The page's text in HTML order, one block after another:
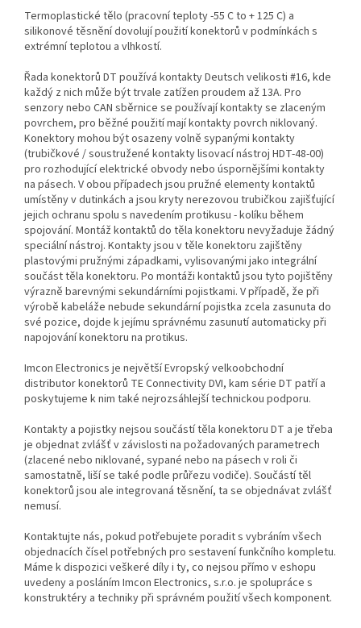
Termoplastické tělo (pracovní teploty -55 C to + 125 C) a
silikonové těsnění dovolují použití konektorů v podmínkách s
extrémní teplotou a vlhkostí.
Řada konektorů DT používá kontakty Deutsch velikosti #16, kde
každý z nich může být trvale zatížen proudem až 13A. Pro
senzory nebo CAN sběrnice se používají kontakty se zlaceným
povrchem, pro běžné použití mají kontakty povrch niklovaný.
Konektory mohou být osazeny volně sypanými kontakty
(trubičkové / soustružené kontakty lisovací nástroj HDT-48-00)
pro rozhodující elektrické obvody nebo úspornějšími kontakty
na pásech. V obou případech jsou pružné elementy kontaktů
umístěny v dutinkách a jsou kryty nerezovou trubičkou zajišťující
jejich ochranu spolu s navedením protikusu - kolíku během
spojování. Montáž kontaktů do těla konektoru nevyžaduje žádný
speciální nástroj. Kontakty jsou v těle konektoru zajištěny
plastovými pružnými západkami, vylisovanými jako integrální
součást těla konektoru. Po montáži kontaktů jsou tyto pojištěny
výrazně barevnými sekundárními pojistkami. V případě, že při
výrobě kabeláže nebude sekundární pojistka zcela zasunuta do
své pozice, dojde k jejímu správnému zasunutí automaticky při
napojování konektoru na protikus.
Imcon Electronics je největší Evropský velkoobchodní
distributor konektorů TE Connectivity DVI, kam série DT patří a
poskytujeme k nim také nejrozsáhlejší technickou podporu.
Kontakty a pojistky nejsou součástí těla konektoru DT a je třeba
je objednat zvlášť v závislosti na požadovaných parametrech
(zlacené nebo niklované, sypané nebo na pásech v roli či
samostatně, liší se také podle průřezu vodiče). Součástí těl
konektorů jsou ale integrovaná těsnění, ta se objednávat zvlášť
nemusí.
Kontaktujte nás, pokud potřebujete poradit s vybráním všech
objednacích čísel potřebných pro sestavení funkčního kompletu.
Máme k dispozici veškeré díly i ty, co nejsou přímo v eshopu
uvedeny a posláním Imcon Electronics, s.r.o. je spolupráce s
konstruktéry a techniky při správném použití všech komponent.